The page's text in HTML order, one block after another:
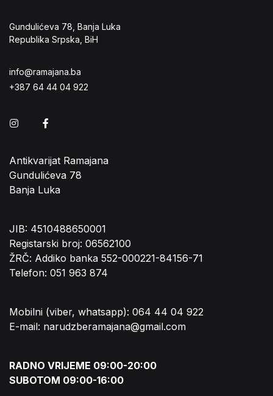
Gundulićeva 78, Banja Luka
Republika Srpska, BiH
info@ramajana.ba
+387 64 44 04 922
Instagram
Antikvarijat Ramajana
Gundulićeva 78
Banja Luka
JIB: 4510488650001
Registarski broj: 06562100
ŽRČ: Addiko banka 552-000221-84156-71
Telefon: 051 963 874
Mobilni (viber, whatsapp): 064 44 04 922
E-mail: narudzberamajana@gmail.com
RADNO VRIJEME 09:00-20:00
SUBOTOM 09:00-16:00